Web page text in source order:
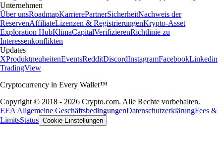
Unternehmen
Über unsRoadmapKarrierePartnerSicherheitNachweis der
ReservenAffiliateLizenzen & RegistrierungenKrypto-Asset
Exploration HubKlimaCapitalVerifizierenRichtlinie zu
Interessenkonflikten
Updates
XProduktneuheitenEventsRedditDiscordInstagramFacebookLinkedin
TradingView
Cryptocurrency in Every Wallet™
Copyright © 2018 - 2026 Crypto.com. Alle Rechte vorbehalten.
EEA Allgemeine GeschäftsbedingungenDatenschutzerklärungFees &
LimitsStatus Cookie-Einstellungen